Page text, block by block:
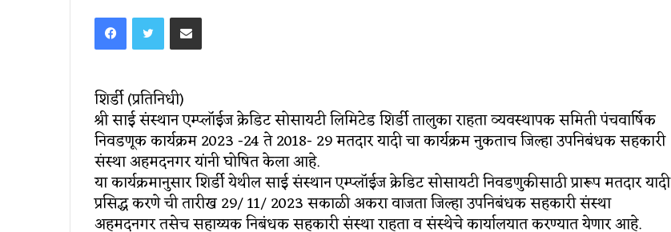
email
FacebookTwitter Share via Email
शिर्डी (प्रतिनिधी)
श्री साई संस्थान एम्प्लॉईज क्रेडिट सोसायटी लिमिटेड शिर्डी तालुका राहता व्यवस्थापक समिती पंचवार्षिक
निवडणूक कार्यक्रम 2023 -24 ते 2018- 29 मतदार यादी चा कार्यक्रम नुकताच जिल्हा उपनिबंधक सहकारी
संस्था अहमदनगर यांनी घोषित केला आहे.
या कार्यक्रमानुसार शिर्डी येथील साई संस्थान एम्प्लॉईज क्रेडिट सोसायटी निवडणुकीसाठी प्रारूप मतदार यादी
प्रसिद्ध करणे ची तारीख 29/ 11/ 2023 सकाळी अकरा वाजता जिल्हा उपनिबंधक सहकारी संस्था
अहमदनगर तसेच सहाय्यक निबंधक सहकारी संस्था राहता व संस्थेचे कार्यालयात करण्यात येणार आहे.